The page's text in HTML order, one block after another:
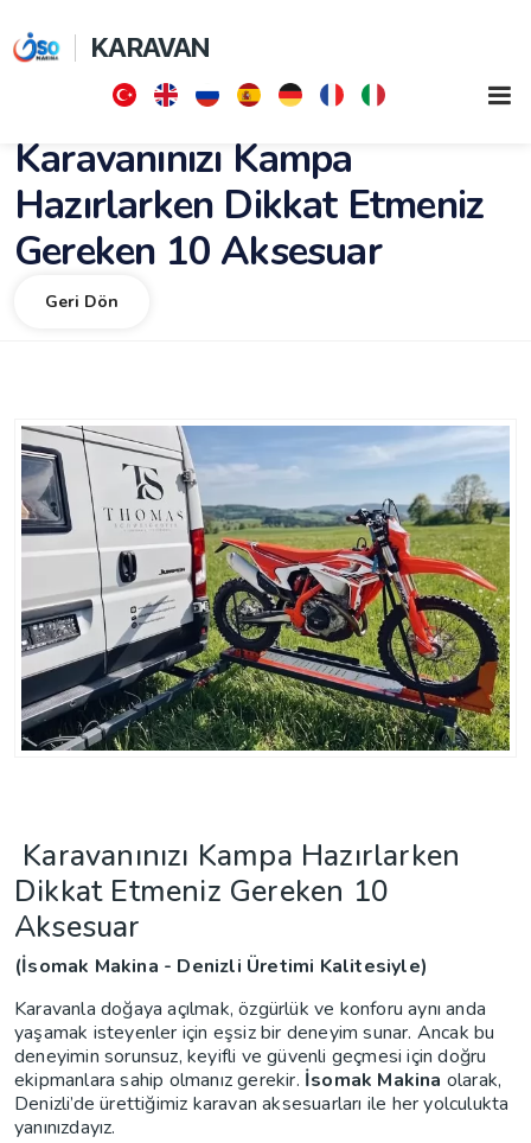
KARAVAN
Karavanınızı Kampa
Hazırlarken Dikkat Etmeniz
Gereken 10 Aksesuar
Geri Dön
Karavanınızı Kampa Hazırlarken
Dikkat Etmeniz Gereken 10
Aksesuar
(İsomak Makina - Denizli Üretimi Kalitesiyle)
Karavanla doğaya açılmak, özgürlük ve konforu aynı anda
yaşamak isteyenler için eşsiz bir deneyim sunar. Ancak bu
deneyimin sorunsuz, keyifli ve güvenli geçmesi için doğru
ekipmanlara sahip olmanız gerekir. İsomak Makina olarak,
Denizli’de ürettiğimiz karavan aksesuarları ile her yolculukta
yanınızdayız.